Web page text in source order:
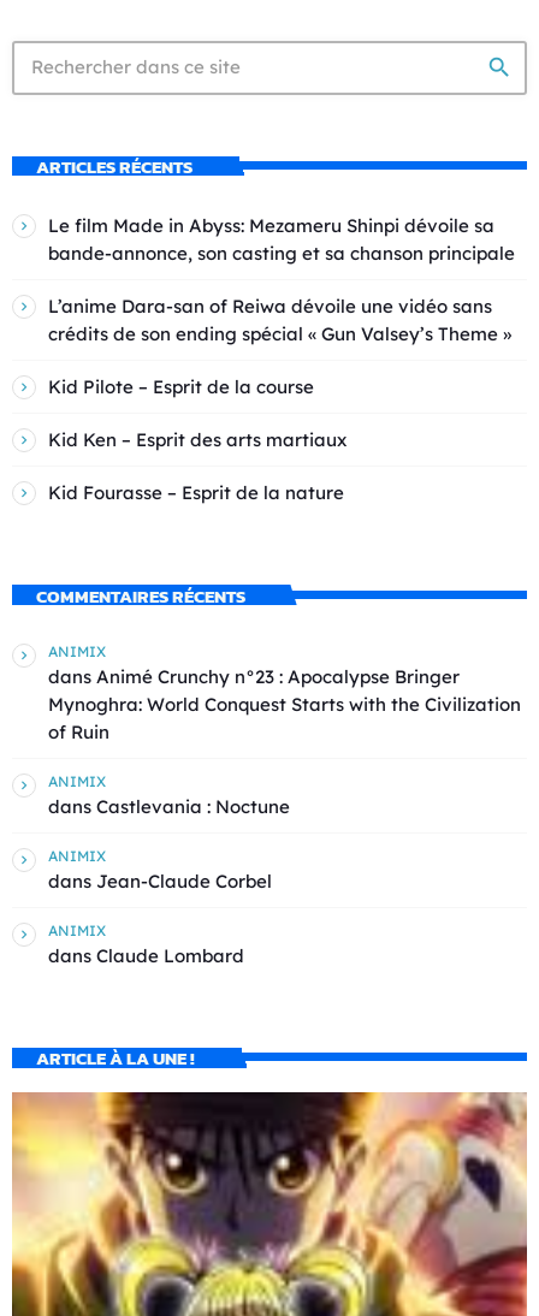
search
ARTICLES RÉCENTS
Le film Made in Abyss: Mezameru Shinpi dévoile sa
bande-annonce, son casting et sa chanson principale
L’anime Dara-san of Reiwa dévoile une vidéo sans
crédits de son ending spécial « Gun Valsey’s Theme »
Kid Pilote – Esprit de la course
Kid Ken – Esprit des arts martiaux
Kid Fourasse – Esprit de la nature
COMMENTAIRES RÉCENTS
ANIMIX
dans Animé Crunchy n°23 : Apocalypse Bringer
Mynoghra: World Conquest Starts with the Civilization
of Ruin
ANIMIX
dans Castlevania : Noctune
ANIMIX
dans Jean-Claude Corbel
ANIMIX
dans Claude Lombard
ARTICLE À LA UNE !